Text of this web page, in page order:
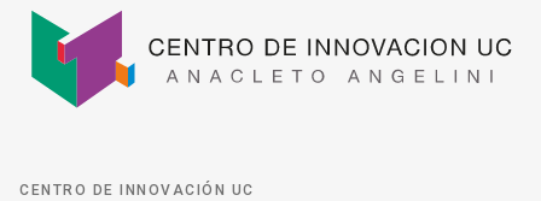
CENTRO DE INNOVACIÓN UC